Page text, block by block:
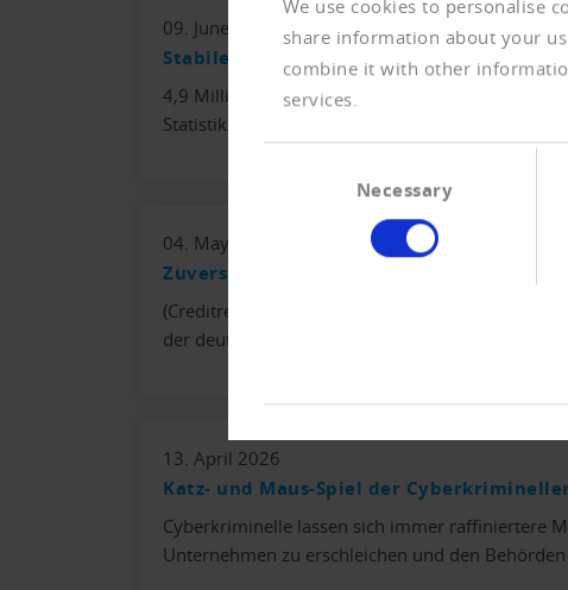
We use cookies to personalise
share information about your
combine it with other
services.
Necessary
09. June 2026
Stabiler Schweizer Mittelstand
4,9 Millionen Personen, etwas mehr als die
Statistik zur «mittleren Einkommensgruppe».
04. May 2026
Zuversichtlicher trotz struktureller
(Creditreform Deutschland) Der militärische
der deutschen Wirtschaft deutlich. Die aktuelle…
13. April 2026
Katz- und Maus-Spiel der
Cyberkriminelle lassen sich immer raffiniertere
Unternehmen zu erschleichen und den